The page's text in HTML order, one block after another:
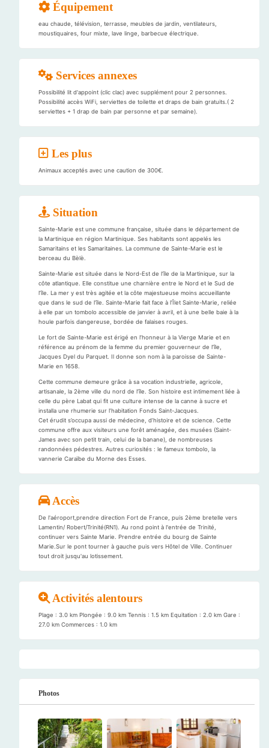
Équipement
eau chaude, télévision, terrasse, meubles de jardin, ventilateurs,
moustiquaires, four mixte, lave linge, barbecue électrique.
Services annexes
Possibilité lit d'appoint (clic clac) avec supplément pour 2 personnes.
Possibilité accès WiFi, serviettes de toilette et draps de bain gratuits.( 2
serviettes + 1 drap de bain par personne et par semaine).
Les plus
Animaux acceptés avec une caution de 300€.
Situation
Sainte-Marie est une commune française, située dans le département de
la Martinique en région Martinique. Ses habitants sont appelés les
Samaritains et les Samaritaines. La commune de Sainte-Marie est le
berceau du Bèlè.
Sainte-Marie est située dans le Nord-Est de l’île de la Martinique, sur la
côte atlantique. Elle constitue une charnière entre le Nord et le Sud de
l’île. La mer y est très agitée et la côte majestueuse moins accueillante
que dans le sud de l’île. Sainte-Marie fait face à l’Îlet Sainte-Marie, reliée
à elle par un tombolo accessible de janvier à avril, et à une belle baie à la
houle parfois dangereuse, bordée de falaises rouges.
Le fort de Sainte-Marie est érigé en l’honneur à la Vierge Marie et en
référence au prénom de la femme du premier gouverneur de l’île,
Jacques Dyel du Parquet. Il donne son nom à la paroisse de Sainte-
Marie en 1658.
Cette commune demeure grâce à sa vocation industrielle, agricole,
artisanale, la 2ème ville du nord de l’île. Son histoire est intimement liée à
celle du père Labat qui fit une culture intense de la canne à sucre et
installa une rhumerie sur l’habitation Fonds Saint-Jacques.
Cet érudit s’occupa aussi de médecine, d’histoire et de science. Cette
commune offre aux visiteurs une forêt aménagée, des musées (Saint-
James avec son petit train, celui de la banane), de nombreuses
randonnées pédestres. Autres curiosités : le fameux tombolo, la
vannerie Caraïbe du Morne des Esses.
Accès
De l'aéroport,prendre direction Fort de France, puis 2ème bretelle vers
Lamentin/ Robert/Trinité(RN1). Au rond point à l'entrée de Trinité,
continuer vers Sainte Marie. Prendre entrée du bourg de Sainte
Marie.Sur le pont tourner à gauche puis vers Hôtel de Ville. Continuer
tout droit jusqu'au lotissement.
Activités alentours
Plage : 3.0 km Plongée : 9.0 km Tennis : 1.5 km Equitation : 2.0 km Gare :
27.0 km Commerces : 1.0 km
Photos